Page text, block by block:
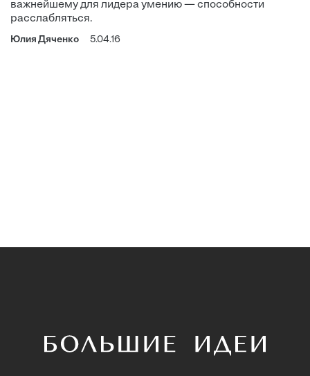
важнейшему для лидера умению — способности
расслабляться.
Юлия Дяченко 5.04.16